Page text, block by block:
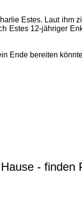
Estes. Laut ihm
Estes 12-jähriger
Ende bereiten
- finden